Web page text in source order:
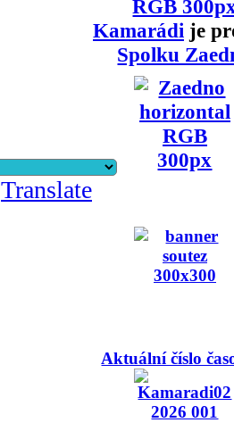
Kamarádi je
Spolku
Translate
Aktuální číslo